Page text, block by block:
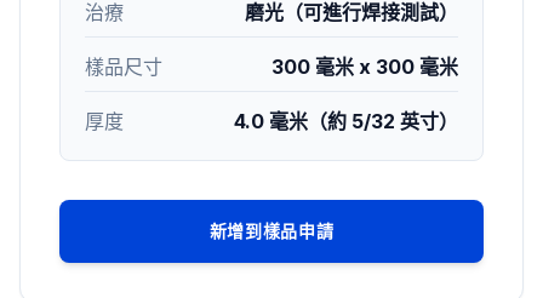
治療 磨光（可進行焊接測試）
樣品尺寸 300 毫米 x 300 毫米
厚度 4.0 毫米（約 5/32 英寸）
新增到樣品申請